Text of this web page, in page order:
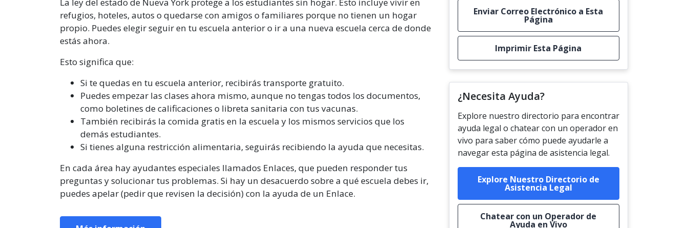
refugios, hoteles, autos o quedarse con amigos o familiares porque no tienen un hogar
propio. Puedes elegir seguir en tu escuela anterior o ir a una nueva escuela cerca de donde
estás ahora.
Esto significa que:
Si te quedas en tu escuela anterior, recibirás transporte gratuito.
Puedes empezar las clases ahora mismo, aunque no tengas todos los documentos,
como boletines de calificaciones o libreta sanitaria con tus vacunas.
También recibirás la comida gratis en la escuela y los mismos servicios que los
demás estudiantes.
Si tienes alguna restricción alimentaria, seguirás recibiendo la ayuda que necesitas.
En cada área hay ayudantes especiales llamados Enlaces, que pueden responder tus
preguntas y solucionar tus problemas. Si hay un desacuerdo sobre a qué escuela debes ir,
puedes apelar (pedir que revisen la decisión) con la ayuda de un Enlace.
Enviar Correo Electrónico a Esta
Página
Imprimir Esta Página
¿Necesita Ayuda?
Explore nuestro directorio para encontrar
ayuda legal o chatear con un operador en
vivo para saber cómo puede ayudarle a
navegar esta página de asistencia legal.
Explore Nuestro Directorio de
Asistencia Legal
Chatear con un Operador de
Ayuda en Vivo